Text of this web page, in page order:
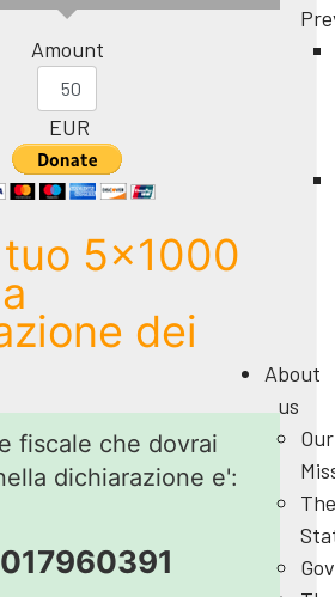
About
us
Our
The
Amount
EUR
5x1000
dei
fiscale che dovrai
dichiarazione e':